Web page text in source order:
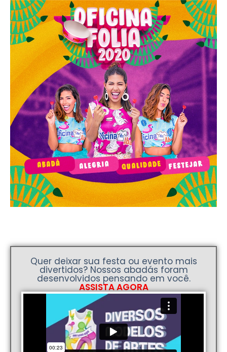
Quer deixar sua festa ou evento mais
divertidos? Nossos abadás foram
desenvolvidos pensando em você.
ASSISTA AGORA